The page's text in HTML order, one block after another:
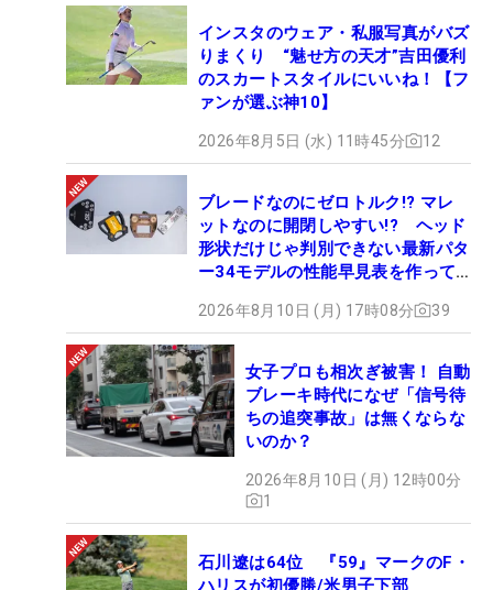
インスタのウェア・私服写真がバズ
りまくり “魅せ方の天才”吉田優利
のスカートスタイルにいいね！【フ
ァンが選ぶ神10】
2026年8月5日 (水) 11時45分 12
ブレードなのにゼロトルク!? マレ
ットなのに開閉しやすい!? ヘッド
形状だけじゃ判別できない最新パタ
ー34モデルの性能早見表を作って
2026年8月10日 (月) 17時08分 39
女子プロも相次ぎ被害！ 自動
ブレーキ時代になぜ「信号待
ちの追突事故」は無くならな
いのか？
2026年8月10日 (月) 12時00分
1
石川遼は64位 『59』マークのF・
ハリスが初優勝/米男子下部